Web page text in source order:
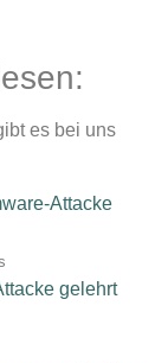
es bei uns
Attacke
gelehrt